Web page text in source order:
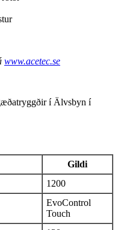
www.acetec.se
í Älvsbyn í
Gildi
1200
EvoControl
Touch